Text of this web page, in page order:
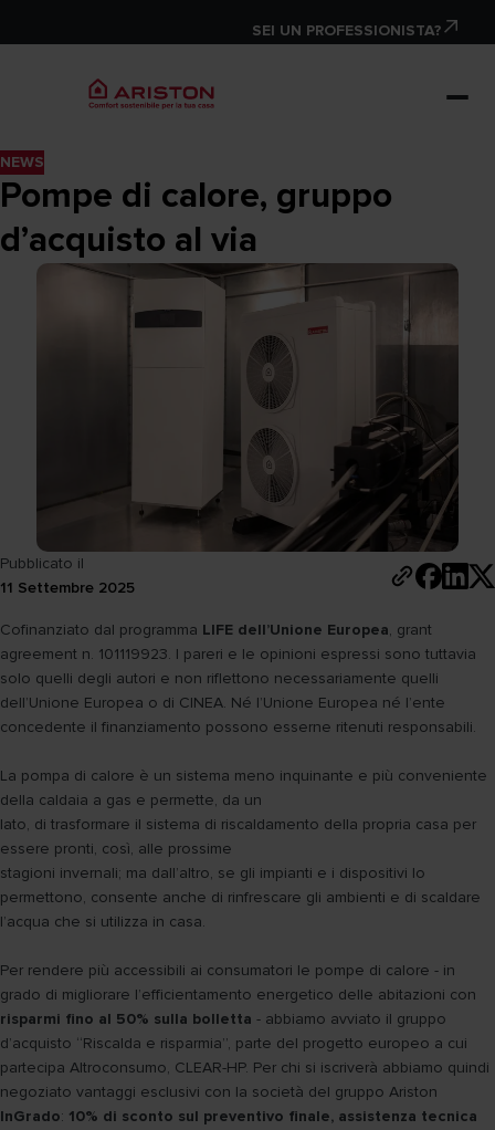
SEI UN PROFESSIONISTA?
NEWS
Pompe di calore, gruppo
d’acquisto al via
Pubblicato il
11 Settembre 2025
Cofinanziato dal programma LIFE dell’Unione Europea, grant
agreement n. 101119923. I pareri e le opinioni espressi sono tuttavia
solo quelli degli autori e non riflettono necessariamente quelli
dell’Unione Europea o di CINEA. Né l’Unione Europea né l’ente
concedente il finanziamento possono esserne ritenuti responsabili.
La pompa di calore è un sistema meno inquinante e più conveniente
della caldaia a gas e permette, da un
lato, di trasformare il sistema di riscaldamento della propria casa per
essere pronti, così, alle prossime
stagioni invernali; ma dall’altro, se gli impianti e i dispositivi lo
permettono, consente anche di rinfrescare gli ambienti e di scaldare
l’acqua che si utilizza in casa.
Per rendere più accessibili ai consumatori le pompe di calore - in
grado di migliorare l’efficientamento energetico delle abitazioni con
risparmi fino al 50% sulla bolletta - abbiamo avviato il gruppo
d’acquisto “Riscalda e risparmia”, parte del progetto europeo a cui
partecipa Altroconsumo, CLEAR-HP. Per chi si iscriverà abbiamo quindi
negoziato vantaggi esclusivi con la società del gruppo Ariston
InGrado: 10% di sconto sul preventivo finale, assistenza tecnica